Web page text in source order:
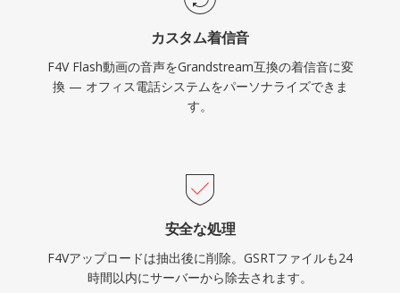
カスタム着信音
F4V Flash動画の音声をGrandstream互換の着信音に変
換 — オフィス電話システムをパーソナライズできま
す。
安全な処理
F4Vアップロードは抽出後に削除。GSRTファイルも24
時間以内にサーバーから除去されます。